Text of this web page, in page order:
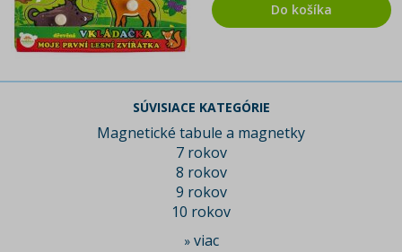
Do košíka
SÚVISIACE KATEGÓRIE
Magnetické tabule a magnetky
7 rokov
8 rokov
9 rokov
10 rokov
» viac